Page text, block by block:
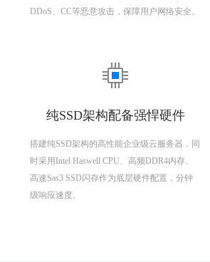
DDoS、CC等恶意攻击，保障用户网络安全。
纯SSD架构配备强悍硬件
搭建纯SSD架构的高性能企业级云服务器，同
时采用Intel Haswell CPU、高频DDR4内存、
高速Sas3 SSD闪存作为底层硬件配置，分钟
级响应速度。